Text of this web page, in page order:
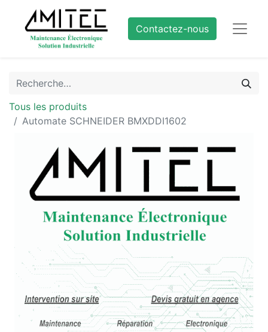
Contactez-nous
Tous les produits
Automate SCHNEIDER BMXDDI1602